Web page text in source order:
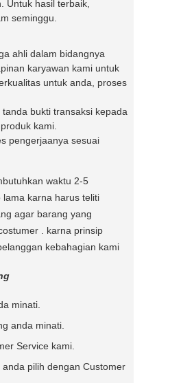
Untuk hasil terbaik,
seminggu.
ahli dalam bidangnya
karyawan kami untuk
untuk anda, proses
bukti transaksi kepada
kami.
pengerjaanya sesuai
waktu 2-5
karna harus teliti
agar barang yang
. karna prinsip
kebahagian kami
minati.
anda minati.
Service kami.
pilih dengan Customer